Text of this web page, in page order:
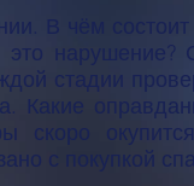
В чём
нарушение?
стадии
скоро
с покупкой